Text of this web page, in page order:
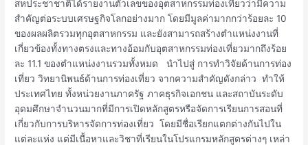
สหประชาชาติได้รายงานตัวเลขของอุตสาหกรรมท่องเที่ยวว่ามีความ
สำคัญต่อระบบเศรษฐกิจโลกอย่างมาก โดยมีมูลค่ามากกว่าร้อยละ 10
ของผลผลิตรวมทุกอุตสาหกรรม และยังสามารถสร้างตำแหน่งงานที่
เกี่ยวข้องทั้งทางตรงและทางอ้อมกับอุตสาหกรรมท่องเที่ยวมากถึงร้อย
ละ 11.1 ของตำแหน่งงานรวมทั้งหมด นำไปสู่ การทำวิจัยด้านการท่อง
เที่ยว วิทยานิพนธ์ด้านการท่องเที่ยว จากความสำคัญดังกล่าว ทำให้
ประเทศไทย ทั้งหน่วยงานภาครัฐ ภาคธุรกิจเอกชน และสถาบันระดับ
อุดมศึกษาจำนวนมากที่มีการเปิดหลักสูตรหรือจัดการเรียนการสอนที่
เกี่ยวกับการบริหารจัดการท่องเที่ยว โดยมีชื่อเรียกแตกต่างกันไปใน
แต่ละแห่ง แต่มีเนื้อหาและวิชาที่เรียนในโปรแกรมหลักสูตรต่างๆ เหล่า